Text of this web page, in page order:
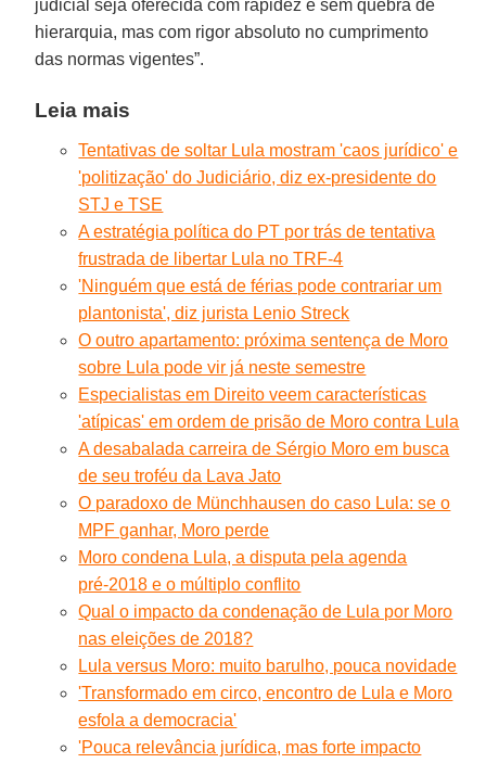
judicial seja oferecida com rapidez e sem quebra de
hierarquia, mas com rigor absoluto no cumprimento
das normas vigentes”.
Leia mais
Tentativas de soltar Lula mostram 'caos jurídico' e
'politização' do Judiciário, diz ex-presidente do
STJ e TSE
A estratégia política do PT por trás de tentativa
frustrada de libertar Lula no TRF-4
'Ninguém que está de férias pode contrariar um
plantonista', diz jurista Lenio Streck
O outro apartamento: próxima sentença de Moro
sobre Lula pode vir já neste semestre
Especialistas em Direito veem características
'atípicas' em ordem de prisão de Moro contra Lula
A desabalada carreira de Sérgio Moro em busca
de seu troféu da Lava Jato
O paradoxo de Münchhausen do caso Lula: se o
MPF ganhar, Moro perde
Moro condena Lula, a disputa pela agenda
pré-2018 e o múltiplo conflito
Qual o impacto da condenação de Lula por Moro
nas eleições de 2018?
Lula versus Moro: muito barulho, pouca novidade
'Transformado em circo, encontro de Lula e Moro
esfola a democracia'
'Pouca relevância jurídica, mas forte impacto